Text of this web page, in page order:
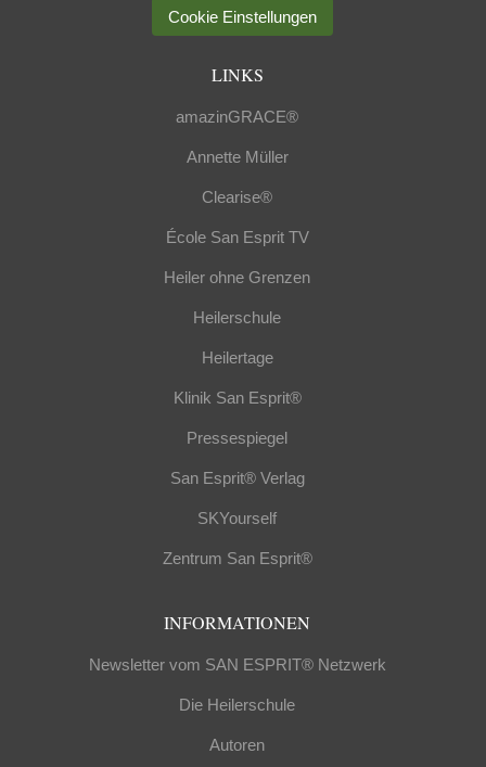
Cookie Einstellungen
LINKS
amazinGRACE®
Annette Müller
Clearise®
École San Esprit TV
Heiler ohne Grenzen
Heilerschule
Heilertage
Klinik San Esprit®
Pressespiegel
San Esprit® Verlag
SKYourself
Zentrum San Esprit®
INFORMATIONEN
Newsletter vom SAN ESPRIT® Netzwerk
Die Heilerschule
Autoren